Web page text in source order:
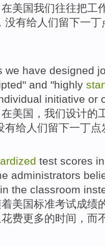
在美国我们往往把工
没有给人们留下一丁
we have designed
" and "highly
initiative or
在美国 ， 我们设计的
有给人们留下一丁点
test scores
administrators
in the classroom
美国标准考试成绩
花费更多的时间 ， 而